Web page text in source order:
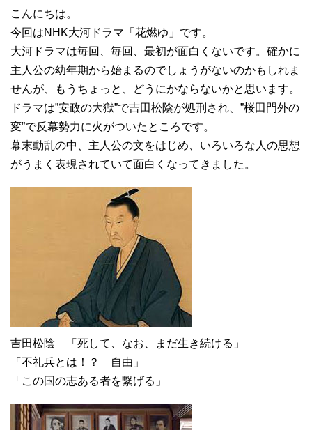
こんにちは。
今回はNHK大河ドラマ「花燃ゆ」です。
大河ドラマは毎回、毎回、最初が面白くないです。確かに
主人公の幼年期から始まるのでしょうがないのかもしれま
せんが、もうちょっと、どうにかならないかと思います。
ドラマは”安政の大獄”で吉田松陰が処刑され、”桜田門外の
変”で反幕勢力に火がついたところです。
幕末動乱の中、主人公の文をはじめ、いろいろな人の思想
がうまく表現されていて面白くなってきました。
吉田松陰 「死して、なお、まだ生き続ける」
「不礼兵とは！？ 自由」
「この国の志ある者を繋げる」